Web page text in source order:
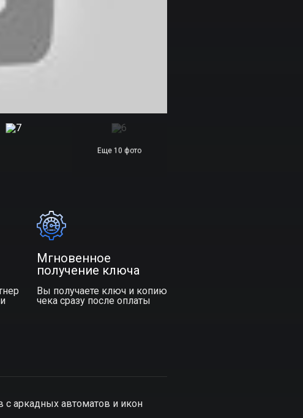
Еще 10 фото
Мгновенное
получение ключа
Вы получаете ключ и копию
чека сразу после оплаты
с аркадных автоматов и икон